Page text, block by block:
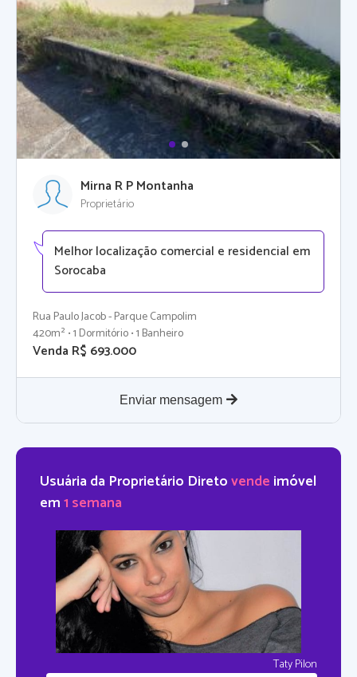
Mirna R P Montanha
Proprietário
Melhor localização comercial e residencial em
Sorocaba
Rua Paulo Jacob - Parque Campolim
420m² • 1 Dormitório • 1 Banheiro
Venda R$ 693.000
Enviar mensagem
Usuária da Proprietário Diretovende imóvel
em1 semana
Taty Pilon